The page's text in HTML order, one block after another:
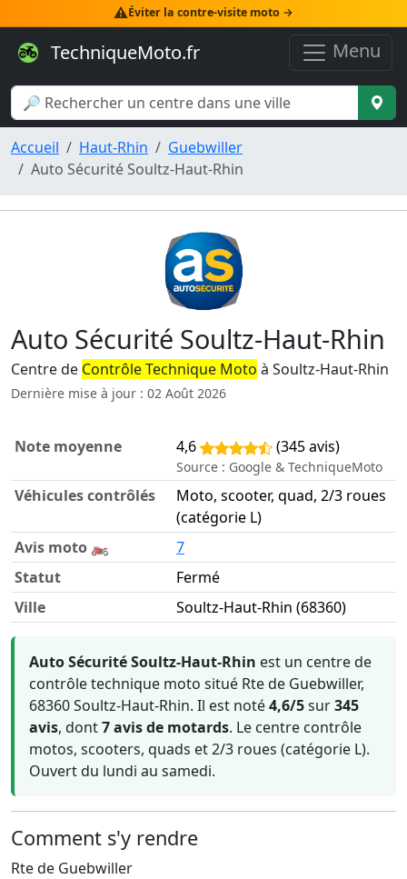
⚠️Éviter la contre-visite moto →
TechniqueMoto.fr Menu
Accueil Haut-Rhin
Guebwiller
Auto Sécurité Soultz-Haut-Rhin
Auto Sécurité Soultz-Haut-Rhin
Centre de Contrôle Technique Moto à Soultz-Haut-Rhin
Dernière mise à jour : 02 Août 2026
Informations clés sur Auto Sécurité Soultz-Haut-Rhin
Note moyenne 4,6 (345 avis)
Source : Google & TechniqueMoto
Véhicules contrôlés
Moto, scooter, quad, 2/3 roues
(catégorie L)
Avis moto 🏍️
7
Statut
Fermé
Ville
Soultz-Haut-Rhin (68360)
Auto Sécurité Soultz-Haut-Rhin est un centre de
contrôle technique moto situé Rte de Guebwiller,
68360 Soultz-Haut-Rhin. Il est noté4,6/5sur345
avis, dont7 avis de motards. Le centre contrôle
motos, scooters, quads et 2/3 roues (catégorie L).
Ouvert du lundi au samedi.
Comment s'y rendre
Rte de Guebwiller